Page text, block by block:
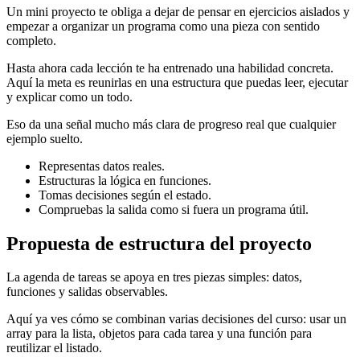
Un mini proyecto te obliga a dejar de pensar en ejercicios aislados y
empezar a organizar un programa como una pieza con sentido
completo.
Hasta ahora cada lección te ha entrenado una habilidad concreta.
Aquí la meta es reunirlas en una estructura que puedas leer, ejecutar
y explicar como un todo.
Eso da una señal mucho más clara de progreso real que cualquier
ejemplo suelto.
Representas datos reales.
Estructuras la lógica en funciones.
Tomas decisiones según el estado.
Compruebas la salida como si fuera un programa útil.
Propuesta de estructura del proyecto
La agenda de tareas se apoya en tres piezas simples: datos,
funciones y salidas observables.
Aquí ya ves cómo se combinan varias decisiones del curso: usar un
array para la lista, objetos para cada tarea y una función para
reutilizar el listado.